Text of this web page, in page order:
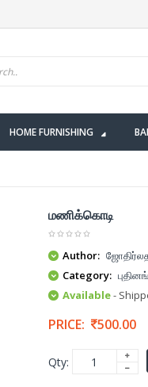
HOME FURNISHING
மணிக்கொடி
Author:
Category:
Available-
PRICE: 500.00
Qty: